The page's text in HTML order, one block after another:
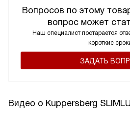
Вопросов по этому
вопрос может
Наш специалист постарается
короткие
ЗАДАТЬ
Видео о Kuppersberg